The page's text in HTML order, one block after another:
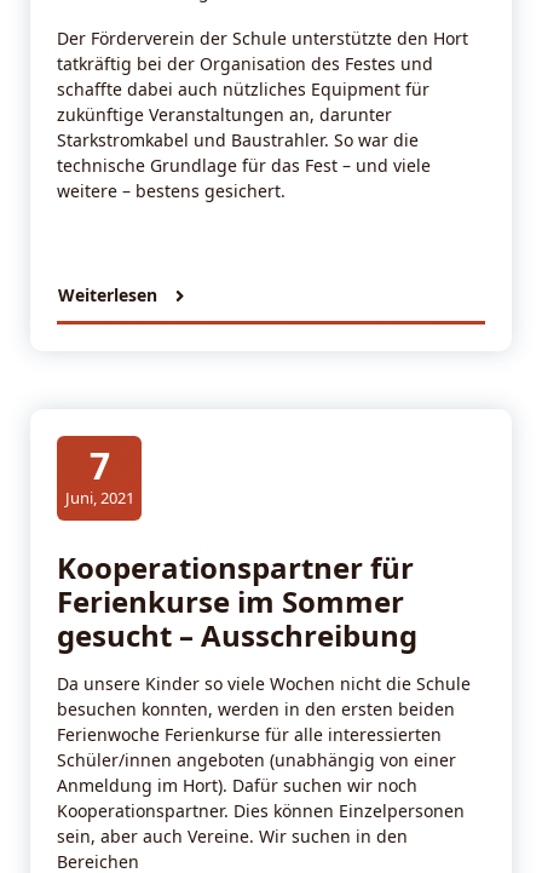
Der Förderverein der Schule unterstützte den Hort
tatkräftig bei der Organisation des Festes und
schaffte dabei auch nützliches Equipment für
zukünftige Veranstaltungen an, darunter
Starkstromkabel und Baustrahler. So war die
technische Grundlage für das Fest – und viele
weitere – bestens gesichert.
Weiterlesen
7
Juni, 2021
Kooperationspartner für
Ferienkurse im Sommer
gesucht – Ausschreibung
Da unsere Kinder so viele Wochen nicht die Schule
besuchen konnten, werden in den ersten beiden
Ferienwoche Ferienkurse für alle interessierten
Schüler/innen angeboten (unabhängig von einer
Anmeldung im Hort). Dafür suchen wir noch
Kooperationspartner. Dies können Einzelpersonen
sein, aber auch Vereine. Wir suchen in den
Bereichen